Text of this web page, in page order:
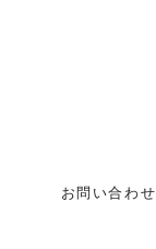
お問い合わせ